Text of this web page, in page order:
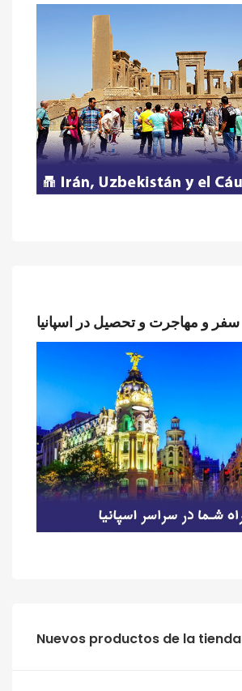
سفر و مهاجرت و تحصیل در اسپانیا
‫‪Nuevos‬‬ ‫‪productos‬‬ ‫‪de‬‬ ‫‪la‬‬ ‫‪tienda‬‬